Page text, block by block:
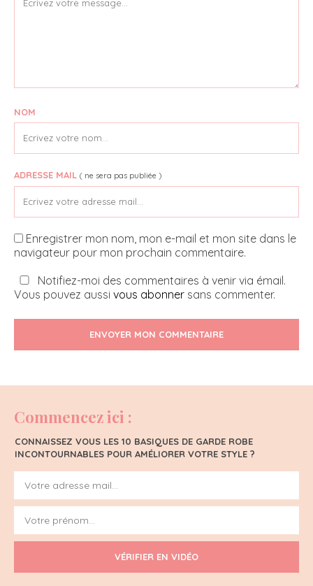
NOM
ADRESSE MAIL ( ne sera pas publiée )
Enregistrer mon nom, mon e-mail et mon site dans le
navigateur pour mon prochain commentaire.
Notifiez-moi des commentaires à venir via émail.
Vous pouvez aussi vous abonner sans commenter.
ENVOYER MON COMMENTAIRE
Commencez ici :
CONNAISSEZ VOUS LES 10 BASIQUES DE GARDE ROBE
INCONTOURNABLES POUR AMÉLIORER VOTRE STYLE ?
VÉRIFIER EN VIDÉO